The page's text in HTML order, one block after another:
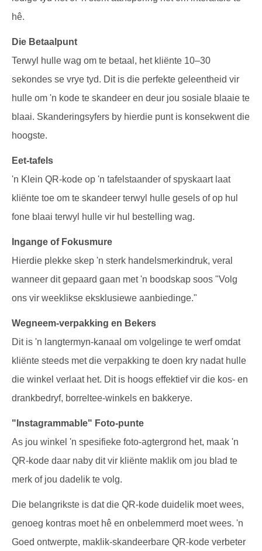
hê.
Die Betaalpunt
Terwyl hulle wag om te betaal, het kliënte 10–30
sekondes se vrye tyd. Dit is die perfekte geleentheid vir
hulle om 'n kode te skandeer en deur jou sosiale blaaie te
blaai. Skanderingsyfers by hierdie punt is konsekwent die
hoogste.
Eet-tafels
'n Klein QR-kode op 'n tafelstaander of spyskaart laat
kliënte toe om te skandeer terwyl hulle gesels of op hul
fone blaai terwyl hulle vir hul bestelling wag.
Ingange of Fokusmure
Hierdie plekke skep 'n sterk handelsmerkindruk, veral
wanneer dit gepaard gaan met 'n boodskap soos "Volg
ons vir weeklikse eksklusiewe aanbiedinge."
Wegneem-verpakking en Bekers
Dit is 'n langtermyn-kanaal om volgelinge te werf omdat
kliënte steeds met die verpakking te doen kry nadat hulle
die winkel verlaat het. Dit is hoogs effektief vir die kos- en
drankbedryf, borreltee-winkels en bakkerye.
"Instagrammable" Foto-punte
As jou winkel 'n spesifieke foto-agtergrond het, maak 'n
QR-kode daar naby dit vir kliënte maklik om jou blad te
merk of jou dadelik te volg.
Die belangrikste is dat die QR-kode duidelik moet wees,
genoeg kontras moet hê en onbelemmerd moet wees. 'n
Goed ontwerpte, maklik-skandeerbare QR-kode verbeter